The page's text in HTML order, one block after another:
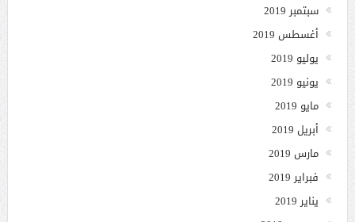
سبتمبر 2019
أغسطس 2019
يوليو 2019
يونيو 2019
مايو 2019
أبريل 2019
مارس 2019
فبراير 2019
يناير 2019